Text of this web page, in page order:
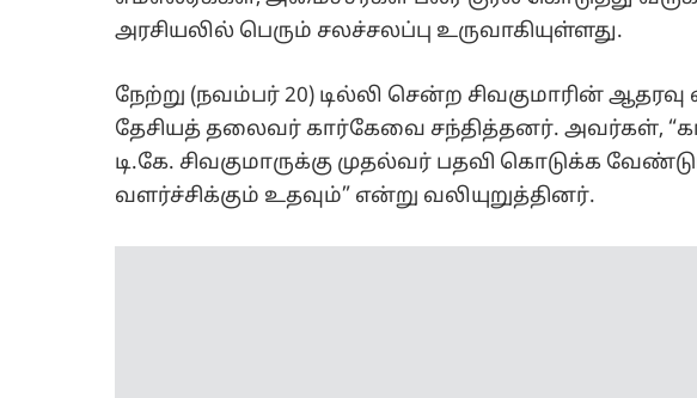
அரசியலில் பெரும் சலச்சலப்பு உருவாகியுள்ளது.
நேற்று (நவம்பர் 20) டில்லி சென்ற சிவகுமாரின்
தேசியத் தலைவர் கார்கேவை சந்தித்தனர். அவர்கள்,
டி.கே. சிவகுமாருக்கு முதல்வர் பதவி கொடுக்க
வளர்ச்சிக்கும் உதவும்” என்று வலியுறுத்தினர்.